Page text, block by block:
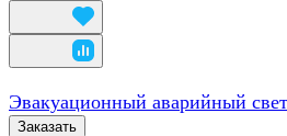
Эвакуационный аварийный
Заказать